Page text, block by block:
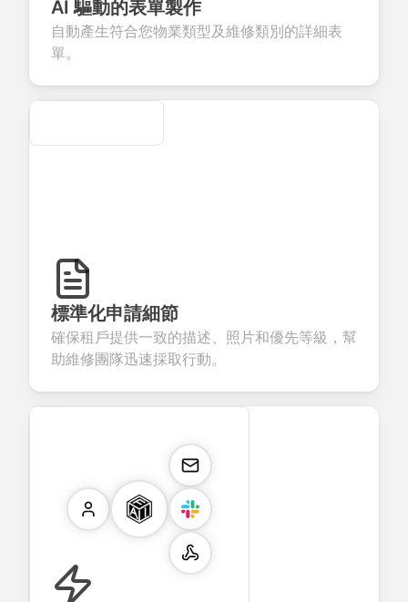
products or
account
creation.
candidate
AI 驅動的表單製作
自動產生符合您物業類型及維修類別的詳細表
單。
Secure
標準化申請細節
確保租戶提供一致的描述、照片和優先等級，幫
助維修團隊迅速採取行動。